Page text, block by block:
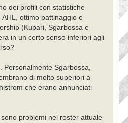
dei profili con statistiche
ottimo pattinaggio e
(Kupari, Sgarbossa e
in un certo senso inferiori agli
Personalmente Sgarbossa,
di molto superiori a
che erano annunciati
problemi nel roster attuale